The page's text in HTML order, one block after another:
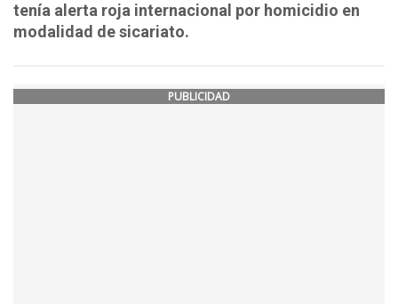
tenía alerta roja internacional por homicidio en
modalidad de sicariato.
PUBLICIDAD